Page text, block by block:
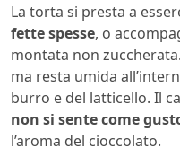
La torta si presta a
fette spesse, o
montata non
ma resta umida
burro e del latticello. Il
non si sente come
l’aroma del cioccolato.